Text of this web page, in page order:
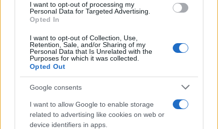
consent section.
I want to opt-out of processing my
Personal Data for Targeted Advertising.
Opted In
I want to opt-out of Collection, Use,
Retention, Sale, and/or Sharing of my
Personal Data that Is Unrelated with the
Purposes for which it was collected.
Opted Out
Google consents
I want to allow Google to enable storage
related to advertising like cookies on web or
device identifiers in apps.